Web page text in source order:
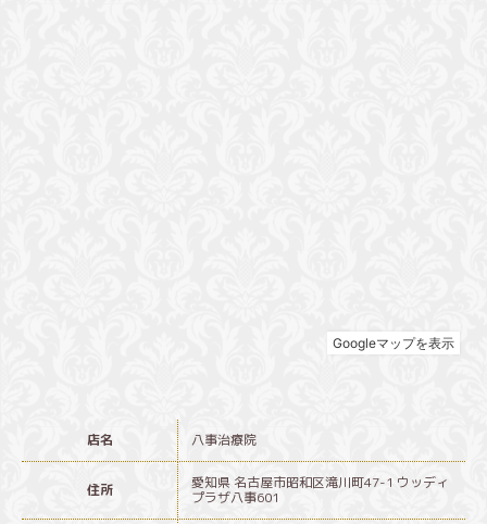
店名 八事治療院
住所
愛知県 名古屋市昭和区滝川町47-1 ウッディ
プラザ八事601